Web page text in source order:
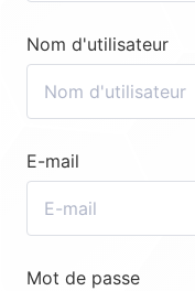
Nom d'utilisateur
E-mail
Mot de passe